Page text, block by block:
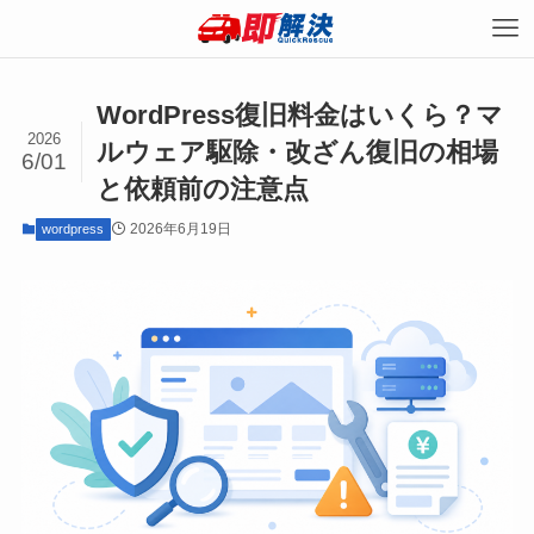
WordPress復旧料金はいくら？マ
ルウェア駆除・改ざん復旧の相場
と依頼前の注意点
2026
6/01
wordpress 2026年6月19日